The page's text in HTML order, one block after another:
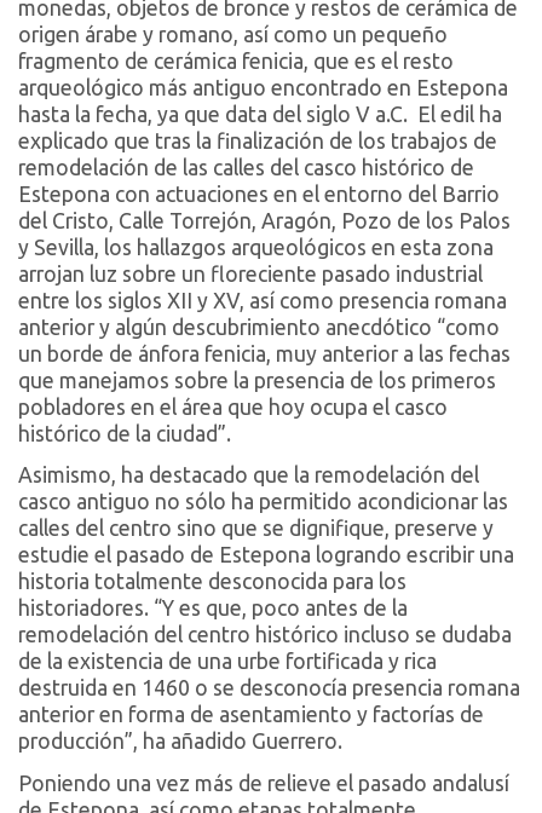
monedas, objetos de bronce y restos de cerámica de
origen árabe y romano, así como un pequeño
fragmento de cerámica fenicia, que es el resto
arqueológico más antiguo encontrado en Estepona
hasta la fecha, ya que data del siglo V a.C. El edil ha
explicado que tras la finalización de los trabajos de
remodelación de las calles del casco histórico de
Estepona con actuaciones en el entorno del Barrio
del Cristo, Calle Torrejón, Aragón, Pozo de los Palos
y Sevilla, los hallazgos arqueológicos en esta zona
arrojan luz sobre un floreciente pasado industrial
entre los siglos XII y XV, así como presencia romana
anterior y algún descubrimiento anecdótico “como
un borde de ánfora fenicia, muy anterior a las fechas
que manejamos sobre la presencia de los primeros
pobladores en el área que hoy ocupa el casco
histórico de la ciudad”.
Asimismo, ha destacado que la remodelación del
casco antiguo no sólo ha permitido acondicionar las
calles del centro sino que se dignifique, preserve y
estudie el pasado de Estepona logrando escribir una
historia totalmente desconocida para los
historiadores. “Y es que, poco antes de la
remodelación del centro histórico incluso se dudaba
de la existencia de una urbe fortificada y rica
destruida en 1460 o se desconocía presencia romana
anterior en forma de asentamiento y factorías de
producción”, ha añadido Guerrero.
Poniendo una vez más de relieve el pasado andalusí